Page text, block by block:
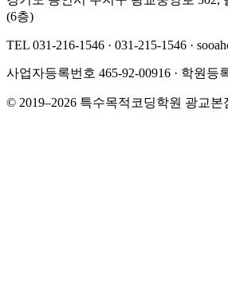
(6층)
TEL 031-216-1546 · 031-215-1546 ·
사업자등록번호 465-92-00916 · 학원등
© 2019–2026 특수목적코딩학원 광교본